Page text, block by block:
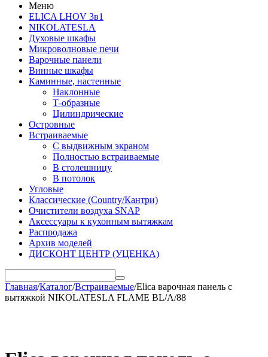
Меню
ELICA LHOV 3в1
NIKOLATESLA
Духовые шкафы
Микроволновые печи
Варочные панели
Винные шкафы
Каминные, настенные
Наклонные
Т-образные
Цилиндрические
Островные
Встраиваемые
С выдвижным экраном
Полностью встраиваемые
В столешницу
В потолок
Угловые
Классические (Country/Кантри)
Очистители воздуха SNAP
Аксессуары к кухонным вытяжкам
Распродажа
Архив моделей
ДИСКОНТ ЦЕНТР (УЦЕНКА)
Главная/Каталог/Встраиваемые/Elica варочная панель с
вытяжкой NIKOLATESLA FLAME BL/A/88